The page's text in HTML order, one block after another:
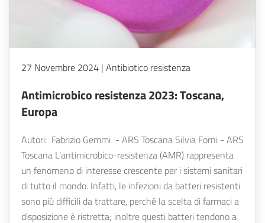
27 Novembre 2024 | Antibiotico resistenza
Antimicrobico resistenza 2023: Toscana,
Europa
Autori: Fabrizio Gemmi - ARS Toscana Silvia Forni - ARS
Toscana L’antimicrobico-resistenza (AMR) rappresenta
un fenomeno di interesse crescente per i sistemi sanitari
di tutto il mondo. Infatti, le infezioni da batteri resistenti
sono più difficili da trattare, perché la scelta di farmaci a
disposizione è ristretta; inoltre questi batteri tendono a